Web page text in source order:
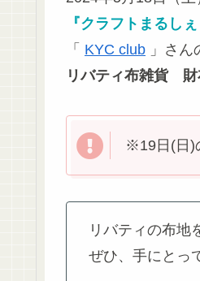
『クラフトまるし
「 KYC club 」さん
リバティ布雑貨
※19日(日)
リバティの布地
ぜひ、手にとっ